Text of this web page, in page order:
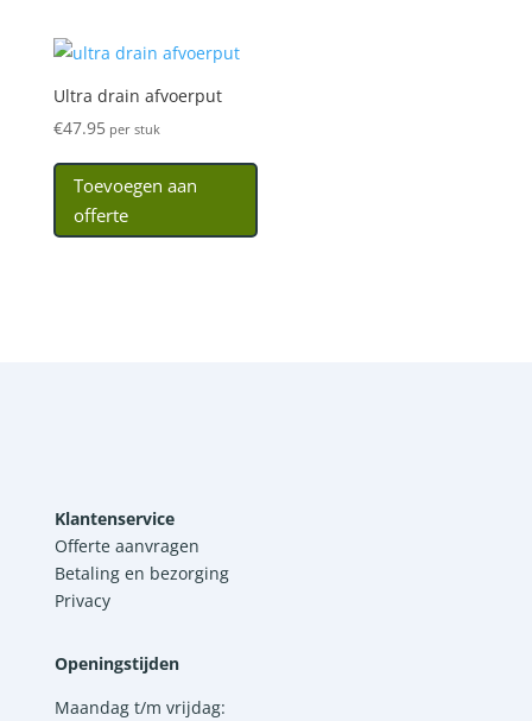
Ultra drain afvoerput
€47.95per stuk
Toevoegen aan
offerte
Klantenservice
Offerte aanvragen
Betaling en bezorging
Privacy
Openingstijden
Maandag t/m vrijdag: